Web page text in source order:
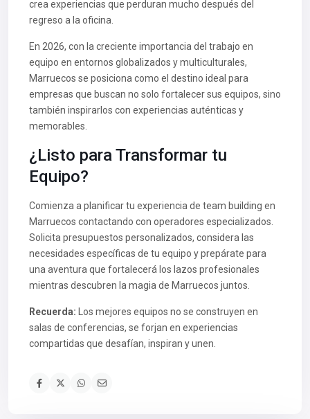
crea experiencias que perduran mucho después del
regreso a la oficina.
En 2026, con la creciente importancia del trabajo en
equipo en entornos globalizados y multiculturales,
Marruecos se posiciona como el destino ideal para
empresas que buscan no solo fortalecer sus equipos, sino
también inspirarlos con experiencias auténticas y
memorables.
¿Listo para Transformar tu
Equipo?
Comienza a planificar tu experiencia de team building en
Marruecos contactando con operadores especializados.
Solicita presupuestos personalizados, considera las
necesidades específicas de tu equipo y prepárate para
una aventura que fortalecerá los lazos profesionales
mientras descubren la magia de Marruecos juntos.
Recuerda: Los mejores equipos no se construyen en
salas de conferencias, se forjan en experiencias
compartidas que desafían, inspiran y unen.